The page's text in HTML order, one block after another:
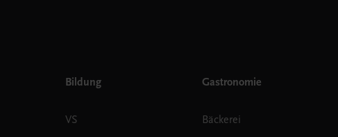
Bildung
VS
Gastronomie
Bäckerei